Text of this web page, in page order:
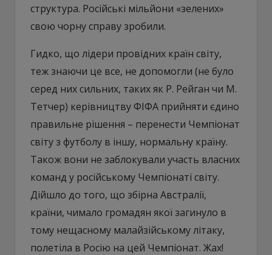
структура. Російські мільйони «зелених»
свою чорну справу зробили.
Гидко, що лідери провідних країн світу,
теж знаючи це все, не допомогли (не було
серед них сильних, таких як Р. Рейган чи М.
Тетчер) керівництву ФІФА прийняти єдино
правильне рішення – перенести Чемпіонат
світу з футболу в іншу, нормальну країну.
Також вони не заблокували участь власних
команд у російському Чемпіонаті світу.
Дійшло до того, що збірна Австралії,
країни, чимало громадян якої загинуло в
тому нещасному малайзійському літаку,
полетіла в Росію на цей Чемпіонат. Жах!